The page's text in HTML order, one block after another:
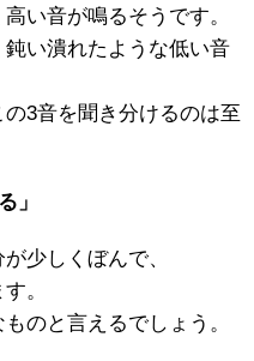
い音が鳴るそうです。
い潰れたような低い音
3音を聞き分けるのは至
」
少しくぼんで、
。
のと言えるでしょう。